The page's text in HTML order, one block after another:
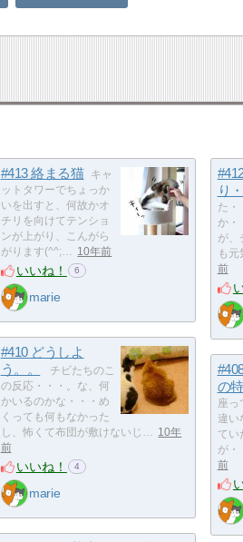
#413 絡まる猫
キャ
ットタワーでちょっか
いを出すと、何故かオ
チリを向けてテンショ
ンが上がり、こんがら
がります(^^;… 10年前
いいね！ 6
marie
り
た・
か・
が、
も
前
#410 どうしよ
う。。
チビたちのこ
の反応・・・。な、何
かいるのかな・・・め
くっても何もなかった
し、怖くて布団が敷けないじ… 10年
前
いいね！ 4
marie
の
座っ
違い
てい
が・
前